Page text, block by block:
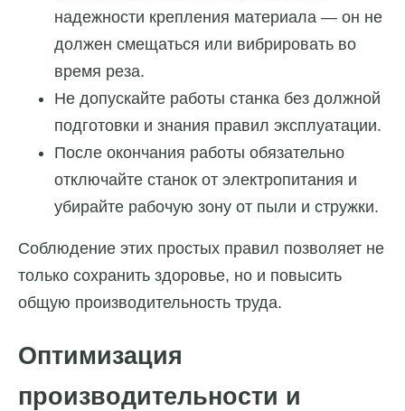
надежности крепления материала — он не
должен смещаться или вибрировать во
время реза.
Не допускайте работы станка без должной
подготовки и знания правил эксплуатации.
После окончания работы обязательно
отключайте станок от электропитания и
убирайте рабочую зону от пыли и стружки.
Соблюдение этих простых правил позволяет не
только сохранить здоровье, но и повысить
общую производительность труда.
Оптимизация
производительности и